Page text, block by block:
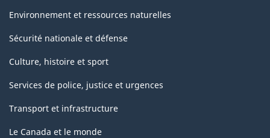
Environnement et ressources naturelles
Sécurité nationale et défense
Culture, histoire et sport
Services de police, justice et urgences
Transport et infrastructure
Le Canada et le monde